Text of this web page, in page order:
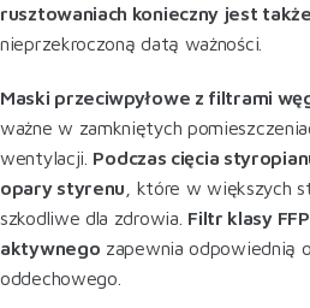
rusztowaniach konieczny jest
nieprzekroczoną datą ważności
Maski przeciwpyłowe z filtrami
ważne w zamkniętych
wentylacji. Podczas cięcia
opary styrenu , które w większych
szkodliwe dla zdrowia. Filtr klasy
aktywnego zapewnia odpowiednią
oddechowego